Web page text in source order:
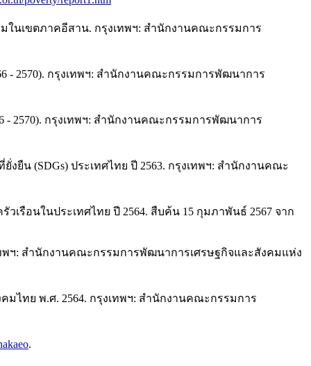
นเขตภาคอีสาน. กรุงเทพฯ: สำนักงานคณะกรรมการ
- 2570). กรุงเทพฯ: สำนักงานคณะกรรมการพัฒนาการ
2570). กรุงเทพฯ: สำนักงานคณะกรรมการพัฒนาการ
น (SDGs) ประเทศไทย ปี 2563. กรุงเทพฯ: สำนักงานคณะ
รือนในประเทศไทย ปี 2564. สืบค้น 15 กุมภาพันธ์ 2567 จาก
พฯ: สำนักงานคณะกรรมการพัฒนาการเศรษฐกิจและสังคมแห่ง
ไทย พ.ศ. 2564. กรุงเทพฯ: สำนักงานคณะกรรมการ
.